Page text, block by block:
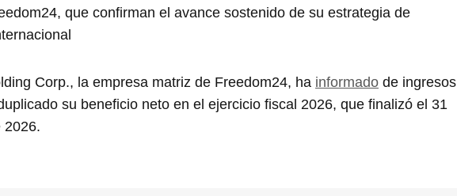
que confirman el avance sostenido de su estrategia de
Corp., la empresa matriz de Freedom24, ha informado de ingresos
su beneficio neto en el ejercicio fiscal 2026, que finalizó el 31
2026.